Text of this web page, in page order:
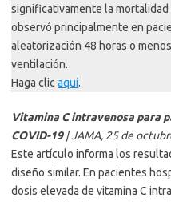
significativamente la
observó principalmente en
aleatorización 48 horas o
ventilación.
Haga clic aquí.
Vitamina C intravenosa para
COVID-19| JAMA, 25 de
Este artículo informa los
diseño similar. En pacientes
dosis elevada de vitamina C